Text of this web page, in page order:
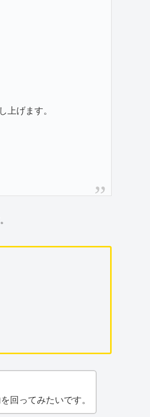
上げます。
回ってみたいです。